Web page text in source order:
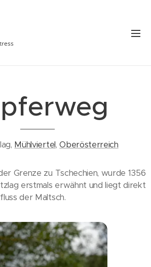
Mühlviertel,Oberösterreich
Grenze zu Tschechien, wurde 1356
erstmals erwähnt und liegt direkt
der Maltsch.